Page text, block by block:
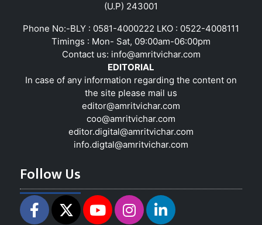
(U.P) 243001
Phone No:-BLY : 0581-4000222 LKO : 0522-4008111
Timings : Mon- Sat, 09:00am-06:00pm
Contact us: info@amritvichar.com
EDITORIAL
In case of any information regarding the content on
the site please mail us
editor@amritvichar.com
coo@amritvichar.com
editor.digital@amritvichar.com
info.digtal@amritvichar.com
Follow Us